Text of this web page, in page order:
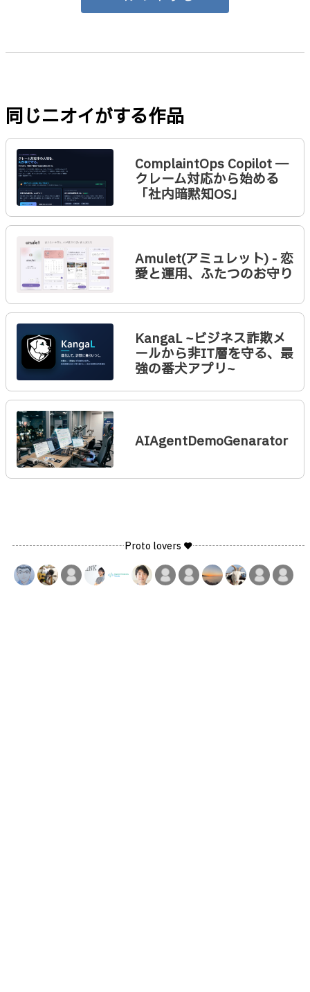
同じニオイがする作品
ComplaintOps Copilot ─
クレーム対応から始める
「社内暗黙知OS」
Amulet(アミュレット) - 恋
愛と運用、ふたつのお守り
KangaL ~ビジネス詐欺メ
ールから非IT層を守る、最
強の番犬アプリ~
AIAgentDemoGenarator
Proto lovers ♥